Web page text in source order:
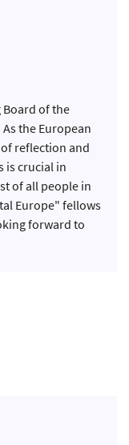
Board of the
the European
reflection and
is crucial in
of all people in
Europe" fellows
forward to